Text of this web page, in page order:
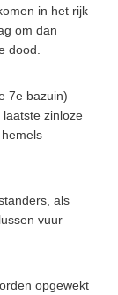
in het rijk
om dan
dood.
7e bazuin)
zinloze
als
vuur
opgewekt